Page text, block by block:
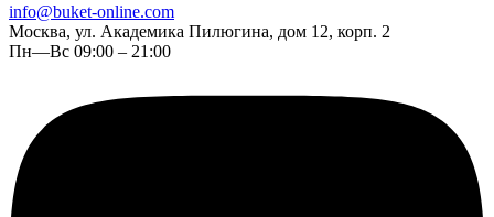
info@buket-online.com
Москва, ул. Академика Пилюгина, дом 12, корп. 2
Пн—Вс 09:00 – 21:00